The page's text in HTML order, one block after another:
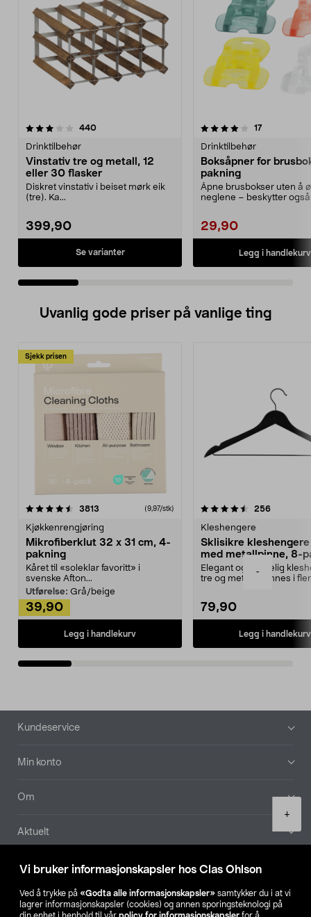
Vi bruker informasjonskapsler hos Clas Ohlson
Ved å trykke på «Godta alle informasjonskapsler» samtykker du i at vi
lagrer informasjonskapsler (cookies) og annen sporingsteknologi på
-
+
440anmeldelser
Drinktilbehør
Vinstativ tre og metall, 12
eller 30 flasker
Diskret vinstativ i beiset mørk eik
(tre). Ka...
399,90
Se varianter
4.0 av 5 stjerner 17anmeldelser
Drinktilbehør
Boksåpner for
pakning
Åpne brusbokser uten å
neglene – beskytter
29,90
Legg i handlekurv
4.0 av 5 stjerner
Uvanlig gode priser på vanlige ting
Sjekk prisen
3813 anmeldelser(9,97/stk)
Kjøkkenrengjøring
Mikrofiberklut 32 x 31 cm, 4-
pakning
Kåret til «soleklar favoritt» i
svenske Afton...
Utførelse: Grå/beige
39,90
Legg i handlekurv
4.5av 5 stjerner 256
Kleshengere
Sklisikre
med metallpinne, 8-
Elegant og skikkelig
tre og metall – finnes i
79,90
Legg i handlekurv
4.5av 5 stjerner
Bunntekst
Kundeservice
Min konto
Om
Aktuelt
Våre selskaper
Finn din butikk